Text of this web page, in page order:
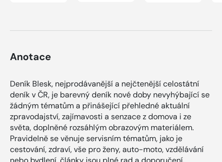
Anotace
Deník Blesk, nejprodávanější a nejčtenější celostátní
deník v ČR, je barevný deník nové doby nevyhýbající se
žádným tématům a přinášející přehledné aktuální
zpravodajství, zajímavosti a senzace z domova i ze
světa, doplněné rozsáhlým obrazovým materiálem.
Pravidelně se věnuje servisním tématům, jako je
cestování, zdraví, vše pro ženy, auto-moto, vzdělávání